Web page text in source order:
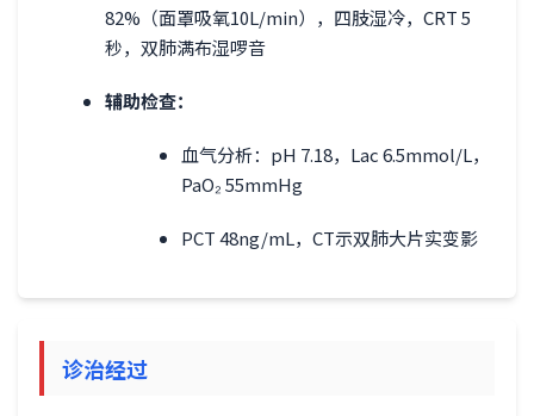
82%（面罩吸氧10L/min），四肢湿冷，CRT 5
秒，双肺满布湿啰音
辅助检查：
血气分析：pH 7.18，Lac 6.5mmol/L，
PaO₂ 55mmHg
PCT 48ng/mL，CT示双肺大片实变影
诊治经过